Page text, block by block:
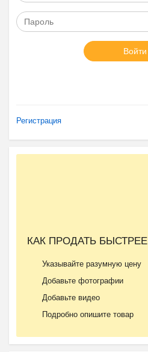
Войти
Регистрация
КАК ПРОДАТЬ БЫСТРЕЕ
Указывайте разумную цену
Добавьте фотографии
Добавьте видео
Подробно опишите товар